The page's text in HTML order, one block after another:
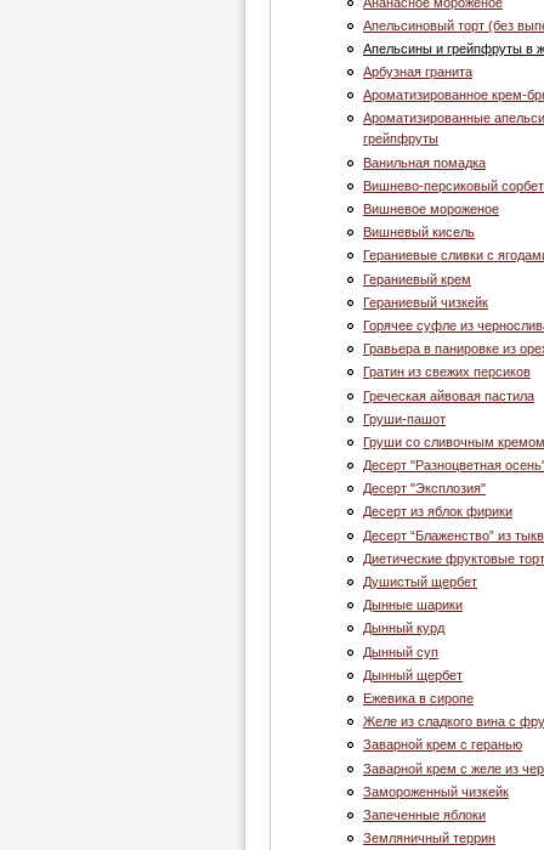
Апельсиновый торт (без
Апельсины и грейпфруты в
Арбузная гранита
Ароматизированное крем-
Ароматизированные
грейпфруты
Ванильная помадка
Вишнево-персиковый сорбет
Вишневое мороженое
Вишневый кисель
Гераниевые сливки с
Гераниевый крем
Гераниевый чизкейк
Горячее суфле из
Гравьера в панировке из
Гратин из свежих персиков
Греческая айвовая пастила
Груши-пашот
Груши со сливочным кремом
Десерт "Разноцветная
Десерт "Эксплозия"
Десерт из яблок фирики
Десерт “Блаженство” из
Диетические фруктовые
Душистый щербет
Дынные шарики
Дынный курд
Дынный суп
Дынный щербет
Ежевика в сиропе
Желе из сладкого вина с
Заварной крем с геранью
Заварной крем с желе из
Замороженный чизкейк
Запеченные яблоки
Земляничный террин